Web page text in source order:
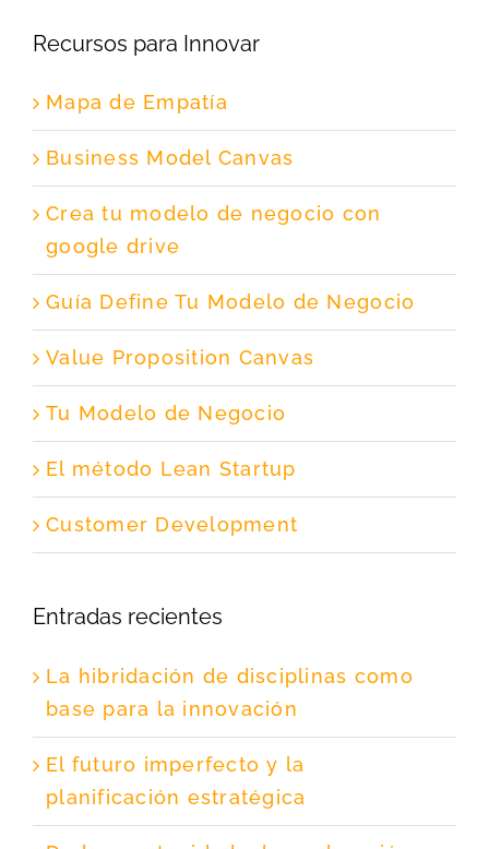
Recursos para Innovar
Mapa de Empatía
Business Model Canvas
Crea tu modelo de negocio con
google drive
Guía Define Tu Modelo de Negocio
Value Proposition Canvas
Tu Modelo de Negocio
El método Lean Startup
Customer Development
Entradas recientes
La hibridación de disciplinas como
base para la innovación
El futuro imperfecto y la
planificación estratégica